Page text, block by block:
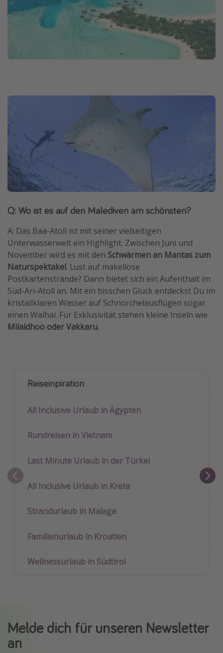
Q: Wo ist es auf den Malediven am schönsten?
A: Das Baa-Atoll ist mit seiner vielseitigen
Unterwasserwelt ein Highlight. Zwischen Juni und
November wird es mit den Schwärmen an Mantas zum
Naturspektakel. Lust auf makellose
Postkartenstrände? Dann bietet sich ein Aufenthalt im
Süd-Ari-Atoll an. Mit ein bisschen Glück entdeckst Du im
kristallklaren Wasser auf Schnorchelausflügen sogar
einen Walhai. Für Exklusivität stehen kleine Inseln wie
Milaidhoo oder Vakkaru.
Reiseinpiration
All Inclusive Urlaub in Ägypten
Rundreisen in Vietnam
Last Minute Urlaub in der Türkei
All Inclusive Urlaub in Kreta
Strandurlaub in Malaga
Familienurlaub in Kroatien
Wellnessurlaub in Südtirol
Melde dich für unseren Newsletter
an